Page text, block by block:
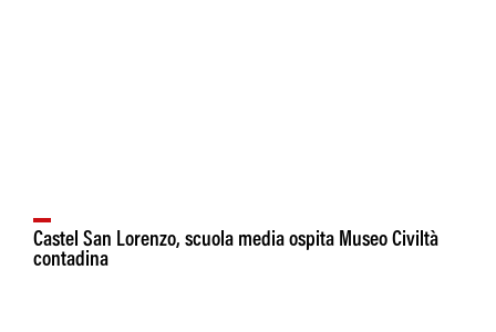
Castel San Lorenzo, scuola media ospita Museo Civiltà
contadina